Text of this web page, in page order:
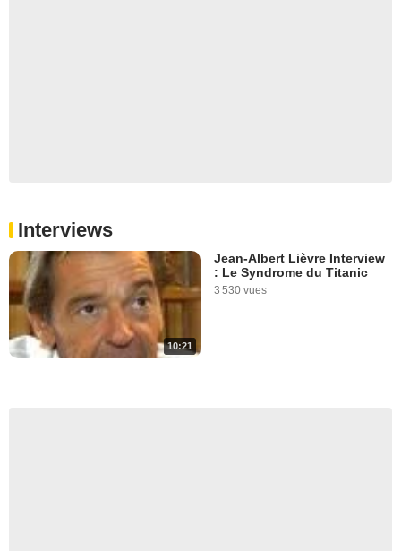
Interviews
10:21
Jean-Albert Lièvre Interview
: Le Syndrome du Titanic
3 530 vues